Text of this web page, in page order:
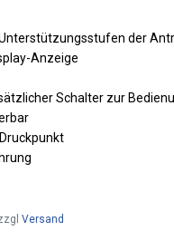
der
Anzeige
Schalter zur
Versand